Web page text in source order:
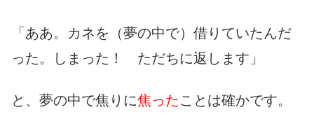
「ああ。カネを（夢の中で）借りていたんだ
った。しまった！ ただちに返します」
と、夢の中で焦りに焦ったことは確かです。